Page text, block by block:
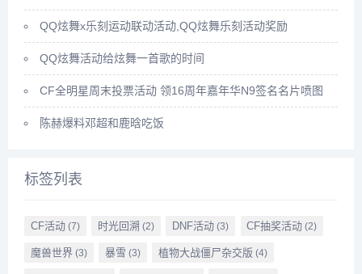
QQ炫舞x乐刻运动联动活动,QQ炫舞乐刻活动奖励
QQ炫舞活动给炫舞一首歌的时间
CF全明星周末投票活动 领16周年嘉年华N9签名名片喷图
陈赫爆料邓超和鹿晗吃饭
标签列表
CF活动(7) 时光回溯 (2) DNF活动 (3) CF抽奖活动 (2)
魔兽世界(3) 暴雪 (3) 植物大战僵尸杂交版 (4)